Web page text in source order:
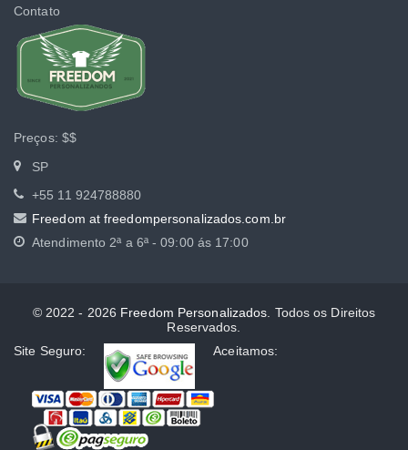
Contato
Preços: $$
SP
+55 11 924788880
Freedom at freedompersonalizados.com.br
Atendimento 2ª a 6ª - 09:00 ás 17:00
© 2022 - 2026 Freedom Personalizados . Todos os Direitos
Reservados.
Site Seguro:
Aceitamos: